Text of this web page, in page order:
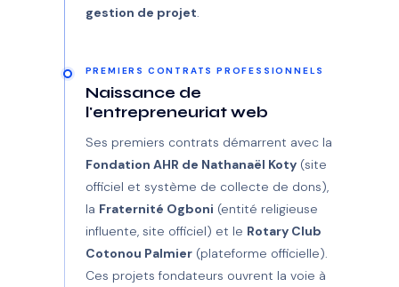
gestion de projet.
PREMIERS CONTRATS PROFESSIONNELS
Naissance de
l'entrepreneuriat web
Ses premiers contrats démarrent avec la
Fondation AHR de Nathanaël Koty(site
officiel et système de collecte de dons),
la Fraternité Ogboni (entité religieuse
influente, site officiel) et le Rotary Club
Cotonou Palmier(plateforme officielle).
Ces projets fondateurs ouvrent la voie à